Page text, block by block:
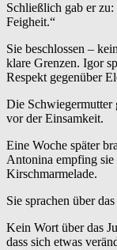
Schließlich gab er
Feigheit.“
Sie beschlossen –
klare Grenzen. Igor
Respekt gegenüber
Die Schwiegermutter
vor der Einsamkeit.
Eine Woche später
Antonina empfing
Kirschmarmelade.
Sie sprachen über
Kein Wort über das
dass sich etwas